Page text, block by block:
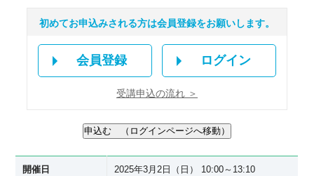
初めてお申込みされる方は会員登録をお願いします。
会員登録 ログイン
受講申込の流れ ＞
開催日 2025年3月2日（日） 10:00～13:10